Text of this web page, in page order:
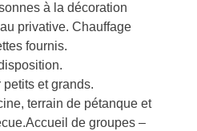
à la décoration
privative. Chauffage
fournis.
et grands.
terrain de pétanque et
de groupes –